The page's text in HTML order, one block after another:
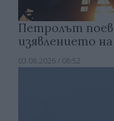
Петролът
изявлението
03.08.2026 / 08:52